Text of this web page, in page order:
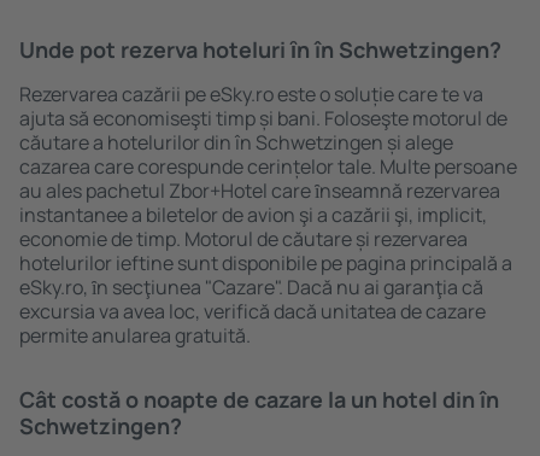
Unde pot rezerva hoteluri ȋn în Schwetzingen?
Rezervarea cazării pe eSky.ro este o soluție care te va
ajuta să economiseşti timp și bani. Foloseşte motorul de
căutare a hotelurilor din în Schwetzingen și alege
cazarea care corespunde cerințelor tale. Multe persoane
au ales pachetul Zbor+Hotel care ȋnseamnă rezervarea
instantanee a biletelor de avion şi a cazării şi, implicit,
economie de timp. Motorul de căutare și rezervarea
hotelurilor ieftine sunt disponibile pe pagina principală a
eSky.ro, ȋn secţiunea "Cazare". Dacă nu ai garanţia că
excursia va avea loc, verifică dacă unitatea de cazare
permite anularea gratuită.
Cât costă o noapte de cazare la un hotel din în
Schwetzingen?